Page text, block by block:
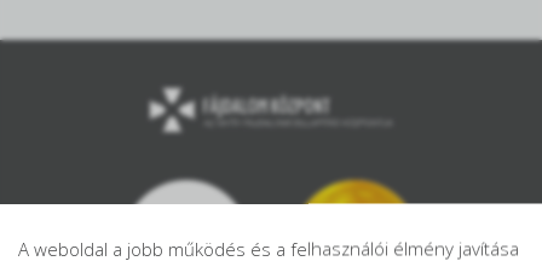
A weboldal a jobb működés és a felhasználói élmény javítása